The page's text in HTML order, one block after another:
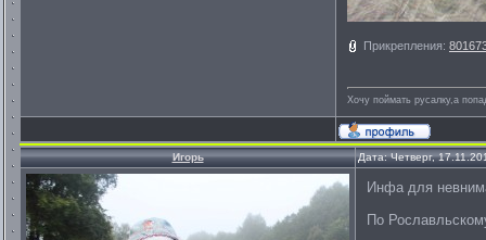
Прикрепления:
Хочу поймать русалку,а
Игорь Дата: Четверг,
Инфа для
По